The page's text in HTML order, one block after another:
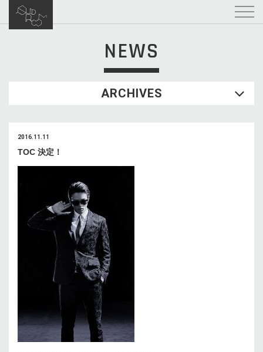
NEWS
ARCHIVES
2016.11.11
TOC 決定！